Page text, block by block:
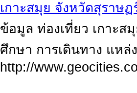
เกาะสมุย จังหวัดสุราษฏ
ข้อมูล ท่องเที่ยว เกาะส
ศึกษา การเดินทาง แหล่
http://